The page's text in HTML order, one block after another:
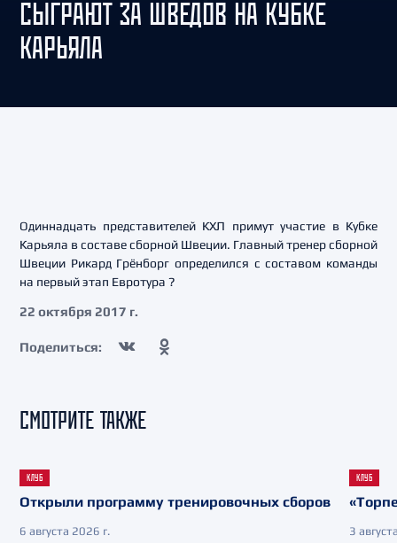
СЫГРАЮТ ЗА ШВЕДОВ НА КУБКЕ
КАРЬЯЛА
Одиннадцать представителей КХЛ примут участие в Кубке
Карьяла в составе сборной Швеции. Главный тренер сборной
Швеции Рикард Грёнборг определился с составом команды
на первый этап Евротура ?
22 октября 2017 г.
Поделиться:
СМОТРИТЕ ТАКЖЕ
КЛУБ
Открыли программу тренировочных сборов
6 августа 2026 г.
КЛУБ
3